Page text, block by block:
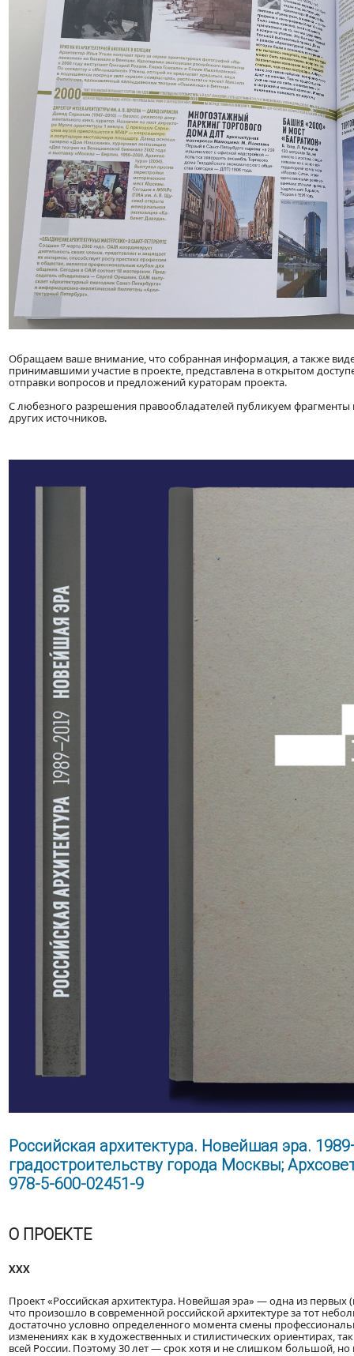
Обращаем ваше внимание, что собранная информация, а также
принимавшими участие в проекте, представлена в открытом
отправки вопросов и предложений кураторам проекта.
С любезного разрешения правообладателей публикуем
других источников.
Российская архитектура. Новейшая эра.
градостроительству города Москвы;
978-5-600-02451-9
О ПРОЕКТЕ
XXX
Проект «Российская архитектура. Новейшая эра» — одна из
что произошло в современной российской архитектуре за тот
достаточно условно определенного момента смены
изменениях как в художественных и стилистических ориентирах,
всей России. Поэтому 30 лет — срок хотя и не слишком большой, но